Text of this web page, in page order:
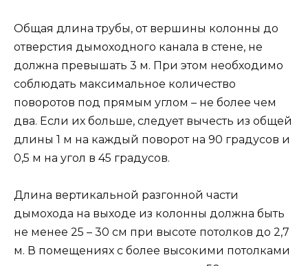
Общая длина трубы, от вершины колонны до
отверстия дымоходного канала в стене, не
должна превышать 3 м. При этом необходимо
соблюдать максимальное количество
поворотов под прямым углом – не более чем
два. Если их больше, следует вычесть из общей
длины 1 м на каждый поворот на 90 градусов и
0,5 м на угол в 45 градусов.
Длина вертикальной разгонной части
дымохода на выходе из колонны должна быть
не менее 25 – 30 см при высоте потолков до 2,7
м. В помещениях с более высокими потолками